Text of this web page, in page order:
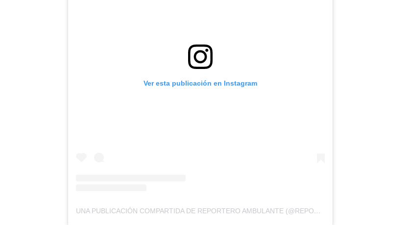
Ver esta publicación en Instagram
UNA PUBLICACIÓN COMPARTIDA DE REPORTERO AMBULANTE (@REPORTEROAMBULANTE)